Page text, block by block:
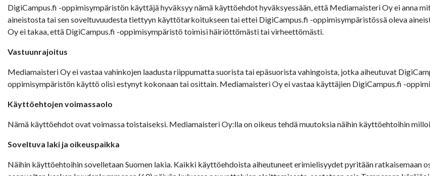
DigiCampus.fi -oppimisympäristön käyttäjä hyväksyy nämä käyttöehdot hyväksyessään, että Mediamaisteri Oy ei anna
aineistosta tai sen soveltuvuudesta tiettyyn käyttötarkoitukseen tai ettei DigiCampus.fi -oppimisympäristössä oleva
Oy ei takaa, että DigiCampus.fi -oppimisympäristö toimisi häiriöttömästi tai virheettömästi.
Vastuunrajoitus
Mediamaisteri Oy ei vastaa vahinkojen laadusta riippumatta suorista tai epäsuorista vahingoista, jotka aiheutuvat
oppimisympäristön käyttö olisi estynyt kokonaan tai osittain. Mediamaisteri Oy ei vastaa käyttäjien DigiCampus.fi -
Käyttöehtojen voimassaolo
Nämä käyttöehdot ovat voimassa toistaiseksi. Mediamaisteri Oy:lla on oikeus tehdä muutoksia näihin käyttöehtoihin
Soveltuva laki ja oikeuspaikka
Näihin käyttöehtoihin sovelletaan Suomen lakia. Kaikki käyttöehdoista aiheutuneet erimielisyydet pyritään ratkaisemaan